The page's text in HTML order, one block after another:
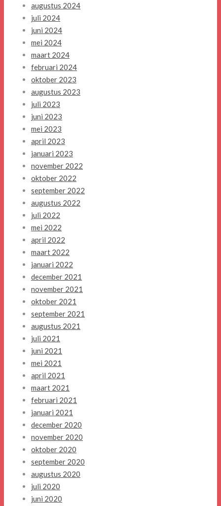
augustus 2024
juli 2024
juni 2024
mei 2024
maart 2024
februari 2024
oktober 2023
augustus 2023
juli 2023
juni 2023
mei 2023
april 2023
januari 2023
november 2022
oktober 2022
september 2022
augustus 2022
juli 2022
mei 2022
april 2022
maart 2022
januari 2022
december 2021
november 2021
oktober 2021
september 2021
augustus 2021
juli 2021
juni 2021
mei 2021
april 2021
maart 2021
februari 2021
januari 2021
december 2020
november 2020
oktober 2020
september 2020
augustus 2020
juli 2020
juni 2020